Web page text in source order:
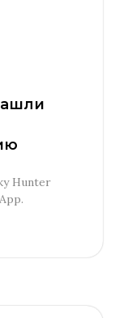
Hunter